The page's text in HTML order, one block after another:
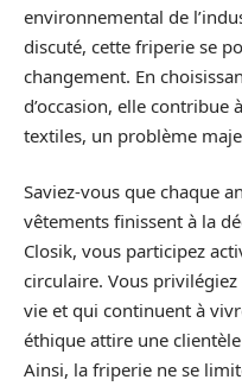
environnemental de
discuté, cette friperie se
changement. En
d’occasion, elle contribue
textiles, un problème
Saviez-vous que chaque
vêtements finissent à la
Closik, vous participez
circulaire. Vous
vie et qui continuent à
éthique attire une
Ainsi, la friperie ne se